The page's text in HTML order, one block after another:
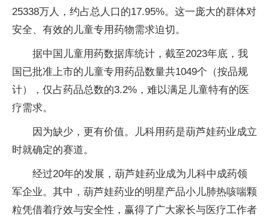
25338万人，约占总人口的17.95%。这一庞大的群体对
安全、有效的儿童专用药物需求迫切。
据中国儿童用药数据库统计，截至2023年底，我
国已批准上市的儿童专用药品数量共1049个（按品规
计），仅占药品总数的3.2%，难以满足儿童特有的医
疗需求。
因为缺少，更有价值。儿科用药是葫芦娃药业成立
时就确定的赛道。
经过20年的发展，葫芦娃药业成为儿科中成药领
军企业。其中，葫芦娃药业的明星产品小儿肺热咳喘颗
粒凭借着疗效与安全性，赢得了广大家长与医疗工作者